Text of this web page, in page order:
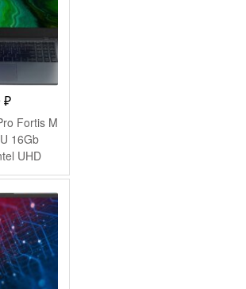
₽
Fortis M
16Gb
UHD
IPS FHD
11
BT Cam